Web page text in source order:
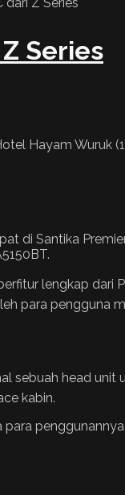
Series
Hayam Wuruk
di Santika
lengkap dari
para pengguna
head unit
kabin.